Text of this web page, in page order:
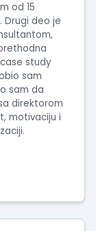
od 15
Drugi deo je
study
sam
sam da
direktorom
motivaciju i